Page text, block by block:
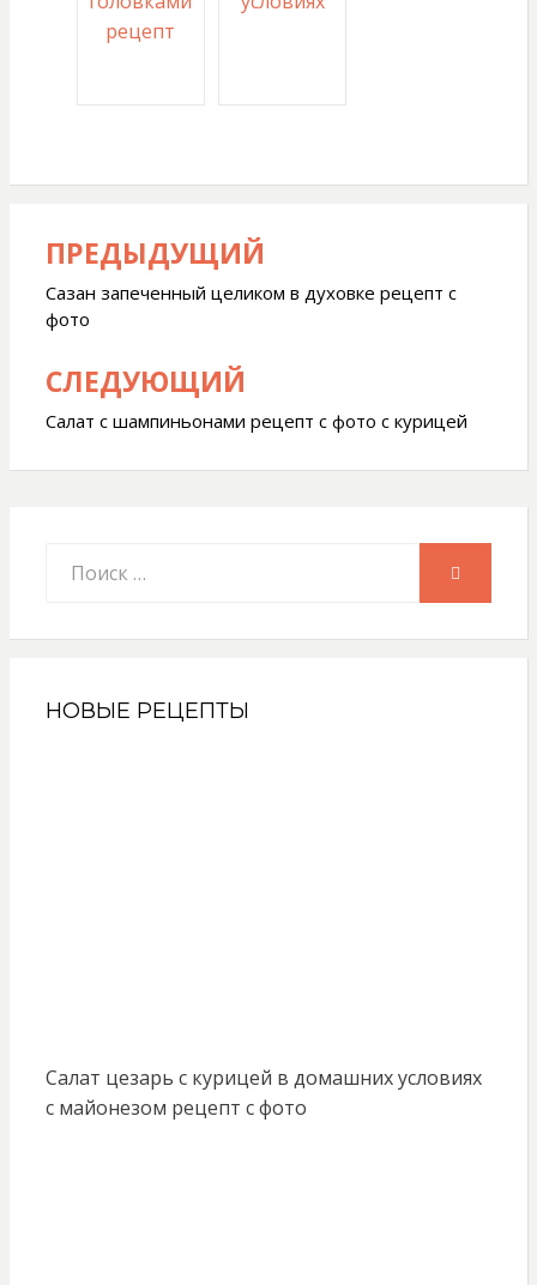
рецепт
Навигация
по
записям
ПРЕДЫДУЩИЙ
Сазан запеченный целиком в духовке рецепт с
фото
СЛЕДУЮЩИЙ
Салат с шампиньонами рецепт с фото с курицей
НОВЫЕ РЕЦЕПТЫ
Салат цезарь с курицей в домашних условиях
с майонезом рецепт с фото